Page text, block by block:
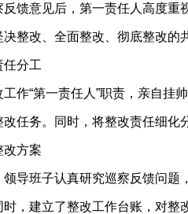
馈意见后，第一责任人高度
整改、全面整改、彻底整改的
任分工
作“第一责任人”职责，亲自挂
任务。同时，将整改责任细化
改方案
导班子认真研究巡察反馈问
，建立了整改工作台账，对